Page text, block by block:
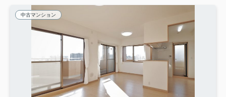
中古マンション